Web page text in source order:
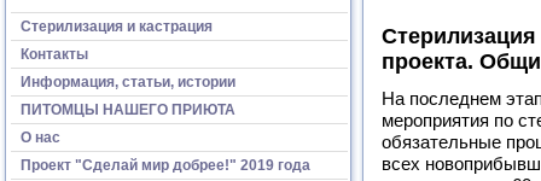
Стерилизация и кастрация
Контакты
Информация, статьи, истории
ПИТОМЦЫ НАШЕГО ПРИЮТА
О нас
Проект "Сделай мир добрее!" 2019 года
проекта.
На последнем
мероприятия по
обязательные
всех